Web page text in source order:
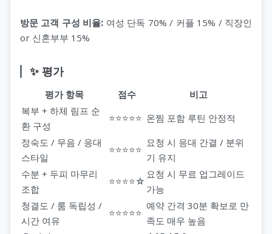
방문 고객 구성 비율: 여성 단독 70% / 커플 15% / 직장인
or 신혼부부 15%
✨ 평가
평가 항목 점수
비고
복부 + 하체 림프 순
환 구성
⭐⭐⭐⭐⭐ 온찜 포함 루틴 안정적
정숙도 / 무음 / 응대
스타일
⭐⭐⭐⭐⭐
요청 시 응대 간결 / 분위
기 유지
수분 + 두피 마무리
조합
⭐⭐⭐⭐☆
요청 시 무료 업그레이드
가능
청결도 / 룸 독립성 /
시간 여유
⭐⭐⭐⭐⭐
예약 간격 30분 확보로 만
족도 매우 높음